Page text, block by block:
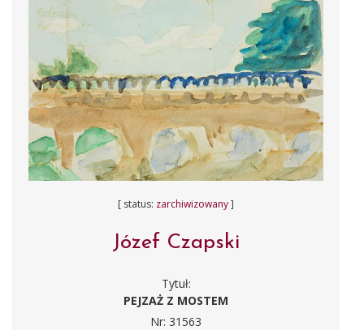
[ status: zarchiwizowany]
Józef Czapski
Tytuł:
PEJZAŻ Z MOSTEM
Nr: 31563